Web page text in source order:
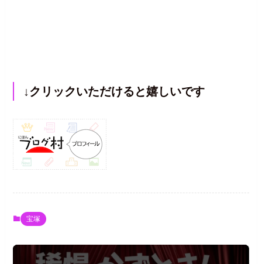
↓クリックいただけると嬉しいです
宝塚